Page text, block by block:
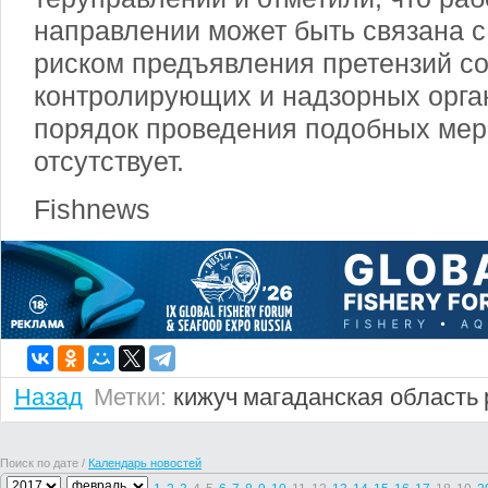
направлении может быть связана
риском предъявления претензий
контролирующих и надзорных
порядок проведения подобных
отсутствует.
Fishnews
Назад Метки: кижуч магаданская область
Поиск по дате / Календарь новостей